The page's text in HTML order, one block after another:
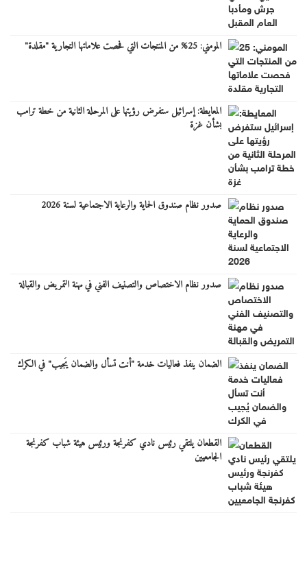
المومني: 25% من المنتجات التي فحصت علاماتها التجارية "مقلدة"
المعايطة: إسرائيل ستفرض رؤيتها على المرحلة الثانية من خطة ترامب
بشأن غزة
صدور نظام صندوق الحماية والرعاية الاجتماعية لسنة 2026
صدور نظام الاختصاص والتصنيف الفني في مهنة التمريض والقبالة
الضمان ينفذ فعاليات خدمة "أنت تسأل والضمان يُجيب" في الكرك
القطعان يلتقي رئيس نادي كفرنجة ورئيس هيئة شباب كفرنجة
الجامعيين